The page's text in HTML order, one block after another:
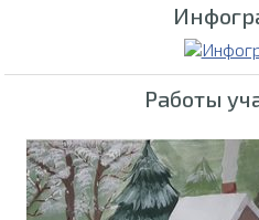
Работы